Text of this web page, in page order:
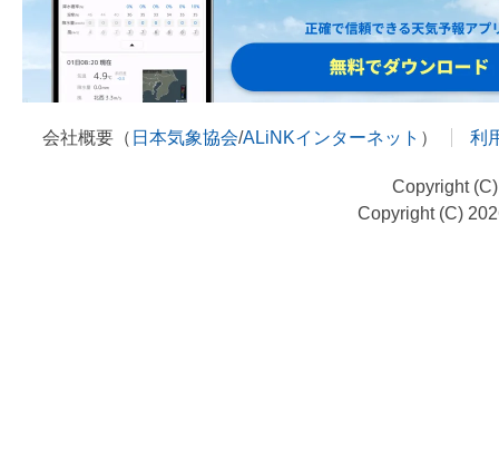
会社概要（ 日本気象協会/ALiNKインターネット ） 利
Copyright
Copyright (C)